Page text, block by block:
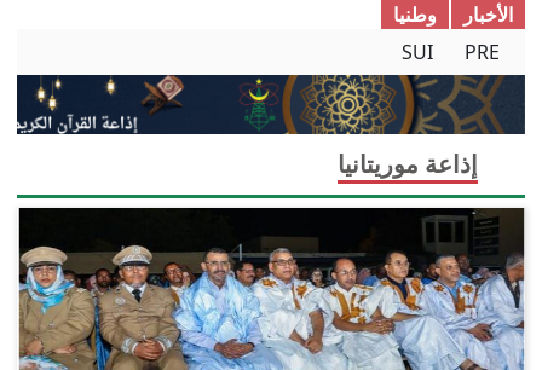
الأخبار
وطنیا
PRE
SUI
إذاعة موريتانيا